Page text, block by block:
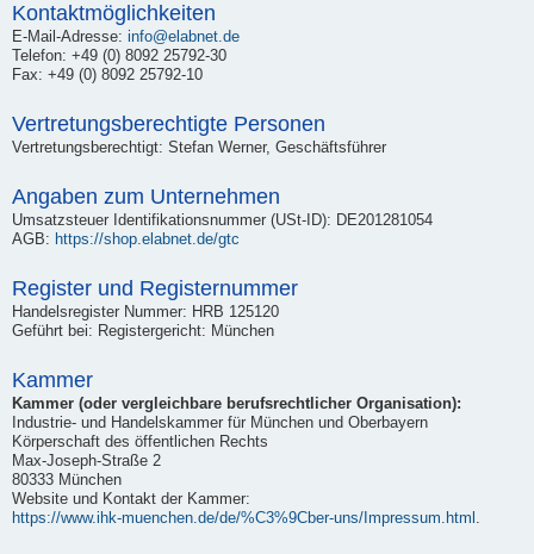
Kontaktmöglichkeiten
E-Mail-Adresse: info@elabnet.de
Telefon: +49 (0) 8092 25792-30
Fax: +49 (0) 8092 25792-10
Vertretungsberechtigte Personen
Vertretungsberechtigt: Stefan Werner, Geschäftsführer
Angaben zum Unternehmen
Umsatzsteuer Identifikationsnummer (USt-ID): DE201281054
AGB: https://shop.elabnet.de/gtc
Register und Registernummer
Handelsregister Nummer: HRB 125120
Geführt bei: Registergericht: München
Kammer
Kammer (oder vergleichbare berufsrechtlicher Organisation):
Industrie- und Handelskammer für München und Oberbayern
Körperschaft des öffentlichen Rechts
Max-Joseph-Straße 2
80333 München
Website und Kontakt der Kammer:
https://www.ihk-muenchen.de/de/%C3%9Cber-uns/Impressum.html .